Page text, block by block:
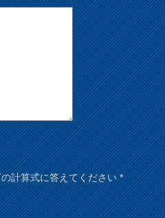
計算式に答えてください*